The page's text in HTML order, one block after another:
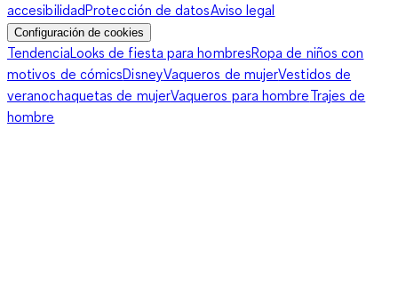
accesibilidadProtección de datosAviso legal
Configuración de cookies
TendenciaLooks de fiesta para hombresRopa de niños con
motivos de cómicsDisneyVaqueros de mujerVestidos de
veranochaquetas de mujerVaqueros para hombreTrajes de
hombre